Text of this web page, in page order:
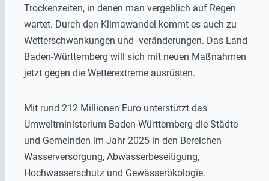
Trockenzeiten, in denen man vergeblich auf Regen
wartet. Durch den Klimawandel kommt es auch zu
Wetterschwankungen und -veränderungen. Das Land
Baden-Württemberg will sich mit neuen Maßnahmen
jetzt gegen die Wetterextreme ausrüsten.
Mit rund 212 Millionen Euro unterstützt das
Umweltministerium Baden-Württemberg die Städte
und Gemeinden im Jahr 2025 in den Bereichen
Wasserversorgung, Abwasserbeseitigung,
Hochwasserschutz und Gewässerökologie.